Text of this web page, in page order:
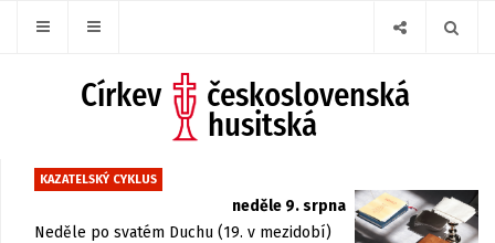
KAZATELSKÝ CYKLUS
neděle 9. srpna
Neděle po svatém Duchu (19. v mezidobí)